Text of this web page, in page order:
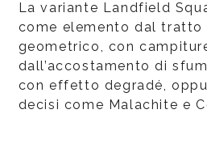
La variante Landfield
come elemento dal tratto
geometrico, con
dall’accostamento di
con effetto degradé,
decisi come Malachite e